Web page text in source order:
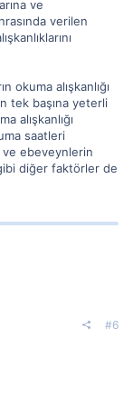
ve
verilen
okuma alışkanlığı
tek başına yeterli
alışkanlığı
saatleri
ebeveynlerin
diğer faktörler de
#6